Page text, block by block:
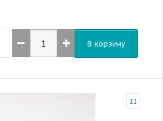
В корзину
11